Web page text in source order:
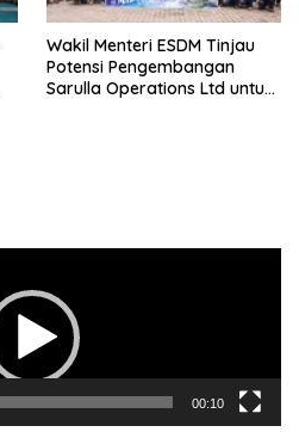
Wakil Menteri ESDM Tinjau
Potensi Pengembangan
Sarulla Operations Ltd untuk
00:10